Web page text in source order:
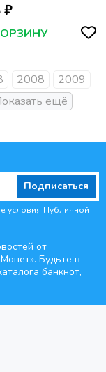
₽
2008
2009
Подписаться
условия Публичной
от
Будьте в
банкнот,